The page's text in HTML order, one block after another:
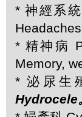
* 神經系
* 精神病
Memory,
* 泌尿生
Hydrocele